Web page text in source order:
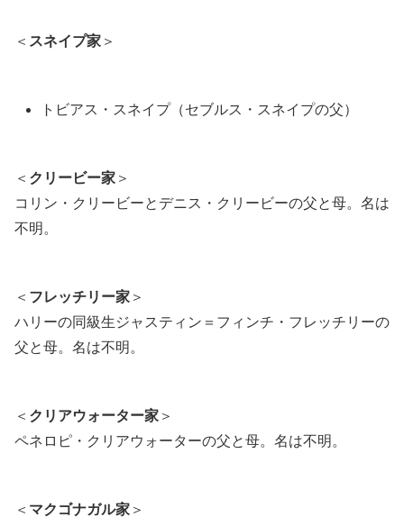
＜ スネイプ家 ＞
トビアス・スネイプ（セブルス・スネイプの父）
＜ クリービー家 ＞
コリン・クリービーとデニス・クリービーの父と母。名は
不明。
＜ フレッチリー家 ＞
ハリーの同級生ジャスティン＝フィンチ・フレッチリーの
父と母。名は不明。
＜ クリアウォーター家 ＞
ペネロピ・クリアウォーターの父と母。名は不明。
＜ マクゴナガル家 ＞